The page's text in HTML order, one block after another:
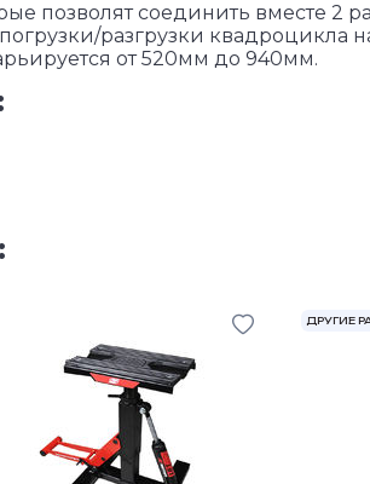
позволят соединить вместе 2
разгрузки квадроцикла
от 520мм до 940мм.
ДРУГИЕ